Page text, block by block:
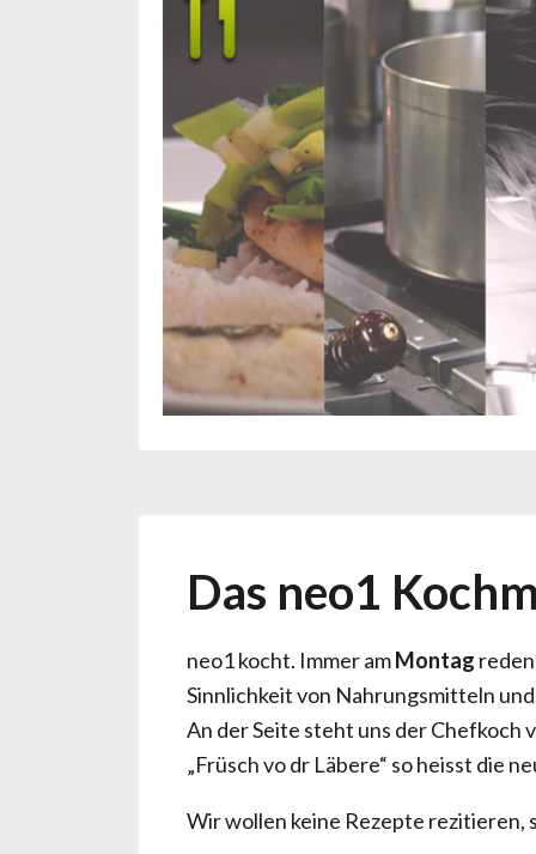
Das neo1
neo1 kocht. Immer amMontag
Sinnlichkeit von Nahrungsmitteln
An der Seite steht uns der Chefkoch
„Früsch vo dr Läbere“ so heisst die
Wir wollen keine Rezepte rezitieren,